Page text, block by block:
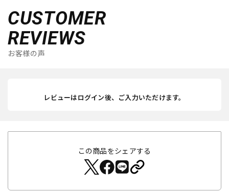
CUSTOMER
REVIEWS
お客様の声
レビューはログイン後、ご入力いただけます。
この商品をシェアする